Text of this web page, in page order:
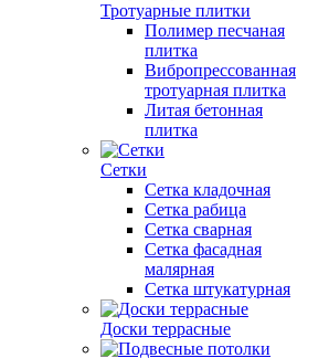
Тротуарные плитки
Полимер песчаная
плитка
Вибропрессованная
тротуарная плитка
Литая бетонная
плитка
Сетки
Сетка кладочная
Сетка рабица
Сетка сварная
Сетка фасадная
малярная
Сетка штукатурная
Доски террасные